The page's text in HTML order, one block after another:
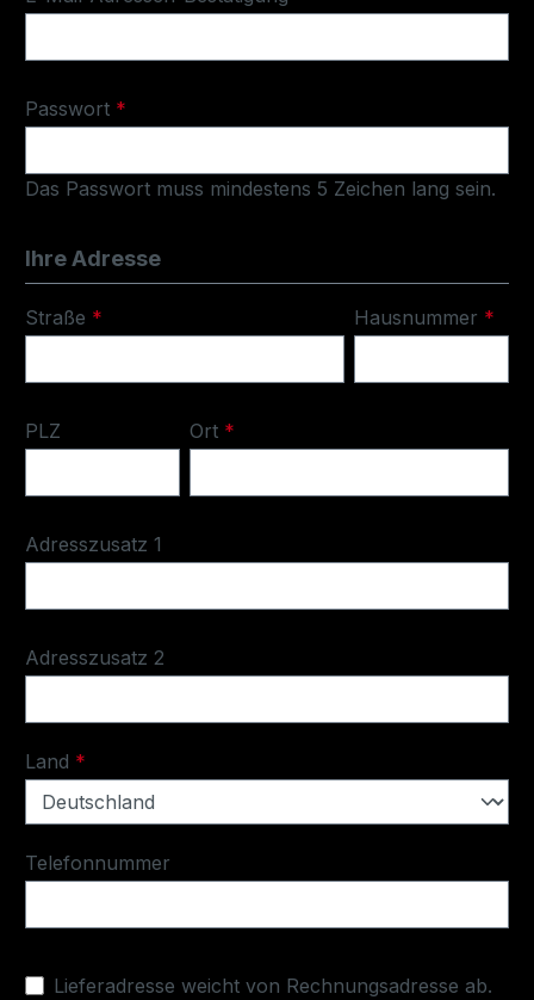
Passwort *
Das Passwort muss mindestens 5 Zeichen lang sein.
Ihre Adresse
Straße * Hausnummer *
PLZ Ort *
Adresszusatz 1
Adresszusatz 2
Land *
Telefonnummer
Lieferadresse weicht von Rechnungsadresse ab.